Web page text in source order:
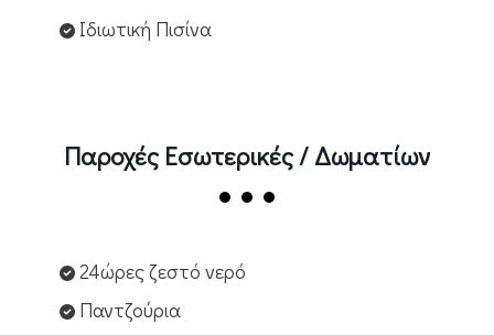
Ιδιωτική Πισίνα
Παροχές Εσωτερικές / Δωματίων
24ώρες ζεστό νερό
Παντζούρια